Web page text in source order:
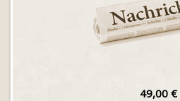
49,00 €